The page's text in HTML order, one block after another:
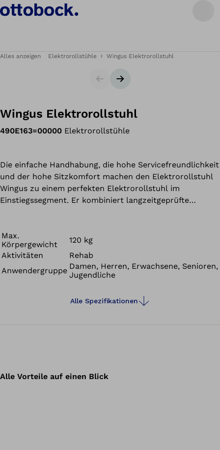
Alles anzeigen Elektrorollstühle Wingus Elektrorollstuhl
SliderNächster Slide
Wingus Elektrorollstuhl
490E163=00000 Elektrorollstühle
Die einfache Handhabung, die hohe Servicefreundlichkeit
und der hohe Sitzkomfort machen den Elektrorollstuhl
Wingus zu einem perfekten Elektrorollstuhl im
Einstiegssegment. Er kombiniert langzeitgeprüfte
Germany.
Max.
Körpergewicht
120 kg
Aktivitäten
Rehab
Anwendergruppe Damen, Herren, Erwachsene, Senioren,
Jugendliche
Alle Spezifikationen
Alle Vorteile auf einen Blick